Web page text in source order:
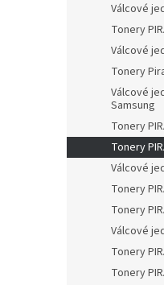
Válcové
Tonery
Válcové
Tonery
Válcové
Samsung
Tonery
Tonery
Válcové
Tonery
Tonery
Válcové
Tonery
Tonery